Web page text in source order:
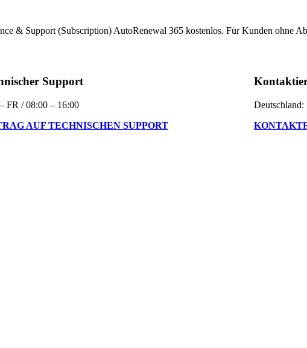
& Support (Subscription) AutoRenewal 365 kostenlos. Für Kunden ohne
Support
FR / 08:00 – 16:00
AUF TECHNISCHEN SUPPORT
Deutschland: